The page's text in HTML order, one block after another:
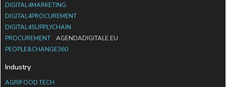
DIGITAL4MARKETING
DIGITAL4PROCUREMENT
DIGITAL4SUPPLYCHAIN
PROCUREMENT
AGENDADIGITALE.EU
PEOPLE&CHANGE360
Industry
AGRIFOOD.TECH